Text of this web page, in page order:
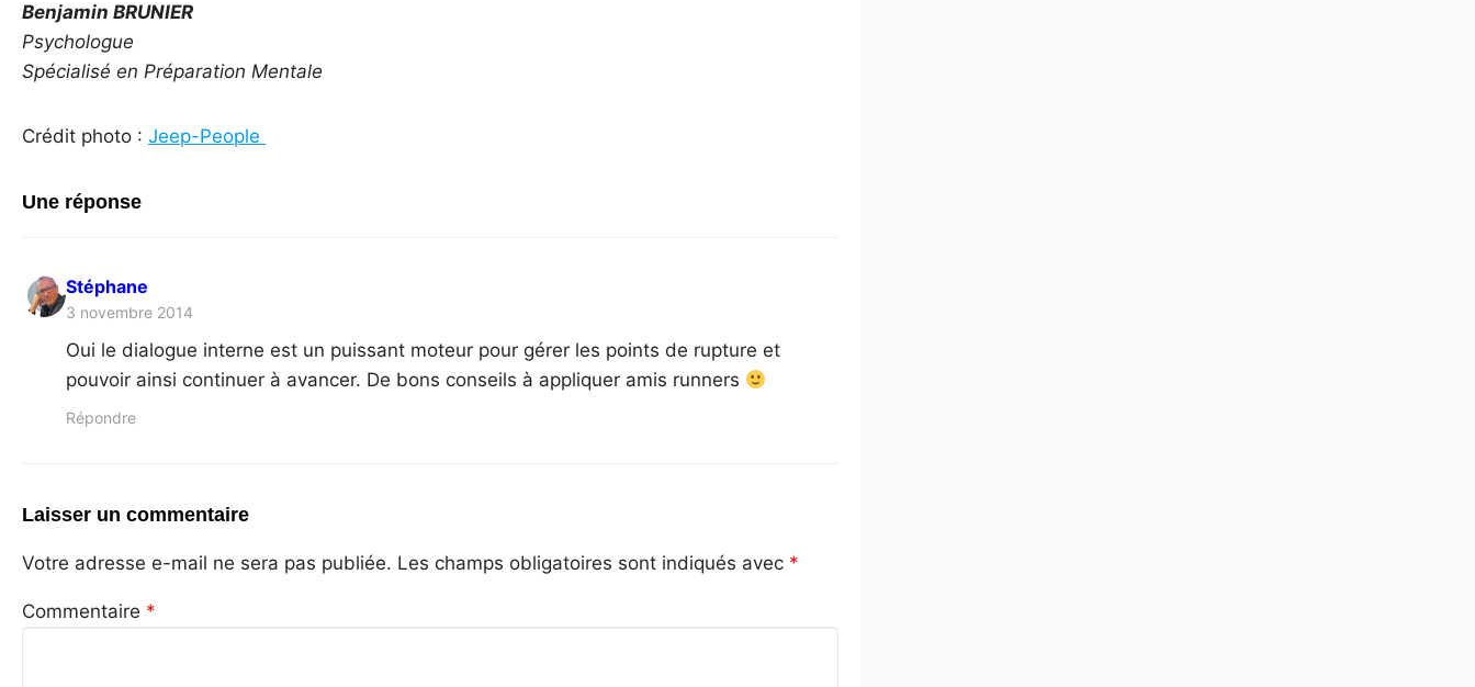
Benjamin BRUNIER
Psychologue
Spécialisé en Préparation Mentale
Crédit photo : Jeep-People
Une réponse
Stéphane
3 novembre 2014
Oui le dialogue interne est un puissant moteur pour gérer les points de rupture et
pouvoir ainsi continuer à avancer. De bons conseils à appliquer amis runners
Répondre
Laisser un commentaire
Votre adresse e-mail ne sera pas publiée. Les champs obligatoires sont indiqués avec *
Commentaire *